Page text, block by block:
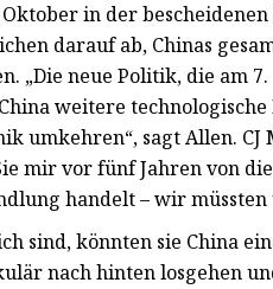
in der
darauf ab, Chinas
„Die neue Politik, die am
weitere
umkehren“, sagt Allen.
mir vor fünf Jahren von
handelt – wir
sind, könnten sie China
nach hinten losgehen